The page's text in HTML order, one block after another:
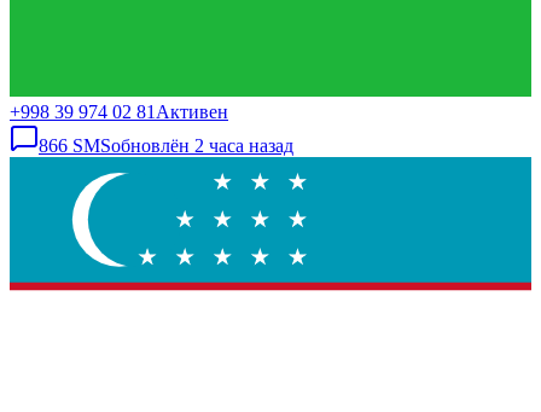
+998 39 974 02 81 Активен
866 SMSобновлён 2 часа назад